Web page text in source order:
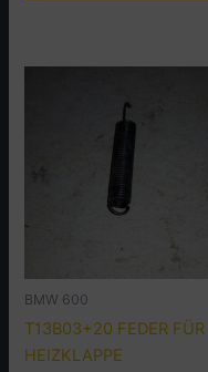
BMW 600
T13B03+20 FEDER FÜR
HEIZKLAPPE